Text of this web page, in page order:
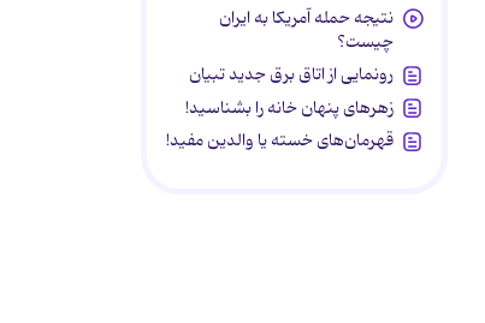
نتیجه حمله آمریکا به ایران
چیست؟
رونمایی از اتاق برق جدید تبیان
زهرهای پنهان خانه را بشناسید!
قهرمان‌های خسته یا والدین مفید!